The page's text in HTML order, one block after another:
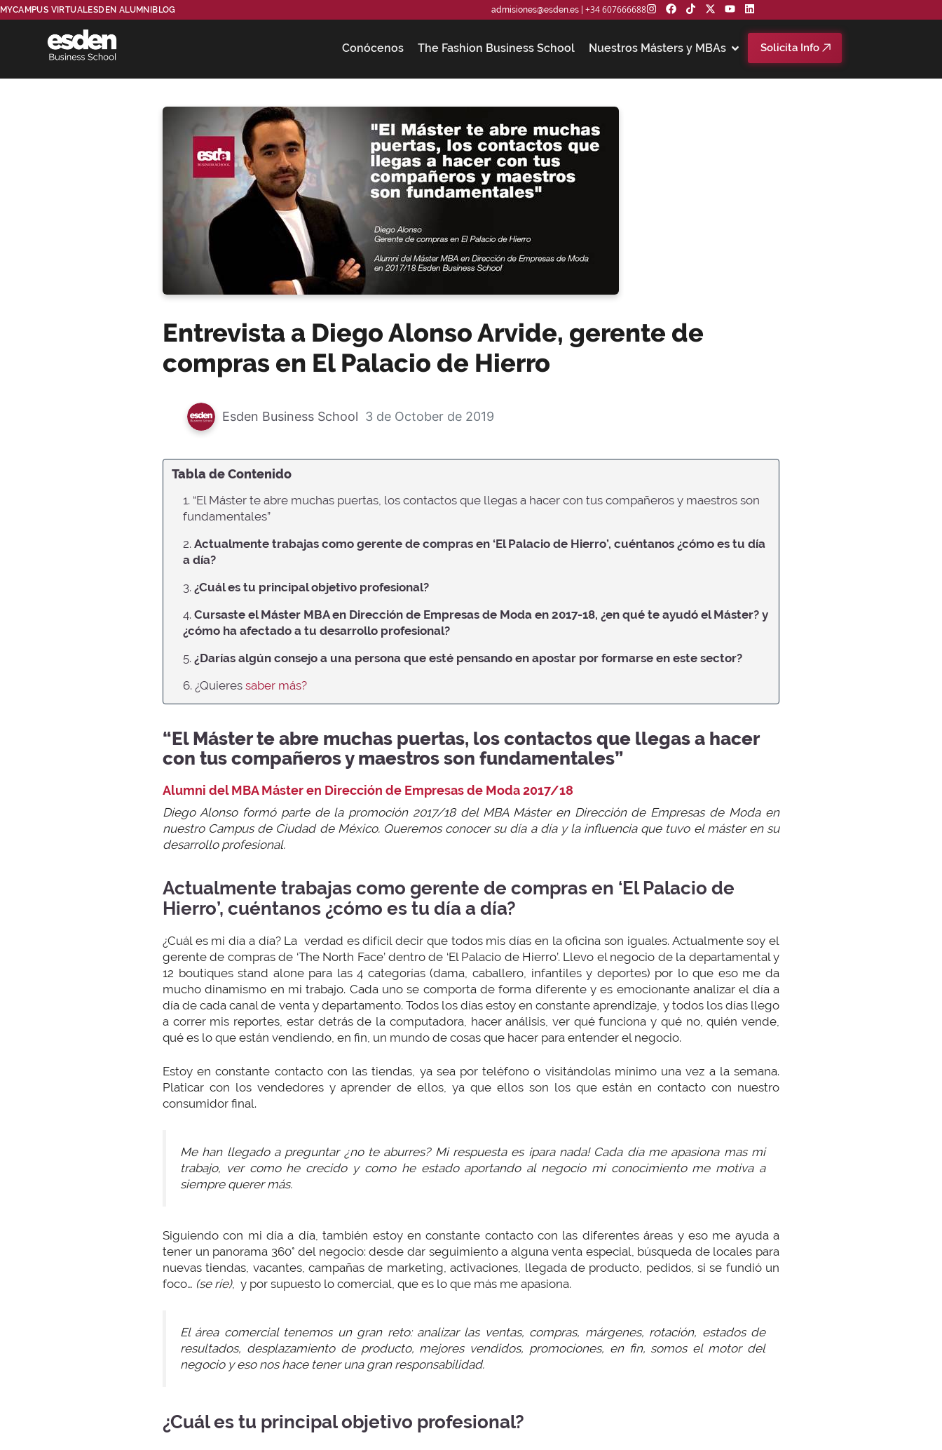
MYCAMPUS VIRTUALESDEN ALUMNI BLOG admisiones@esden.es| +34 607666688
Conócenos The Fashion Business School Nuestros Másters y MBAs Solicita Info
Entrevista a Diego Alonso Arvide, gerente de
compras en El Palacio de Hierro
Esden Business School 3 de October de 2019
Tabla de Contenido
1. “El Máster te abre muchas puertas, los contactos que llegas a hacer con tus compañeros y maestros son
fundamentales”
2. Actualmente trabajas como gerente de compras en ‘El Palacio de Hierro’, cuéntanos ¿cómo es tu día
a día?
3. ¿Cuál es tu principal objetivo profesional?
4. Cursaste el Máster MBA en Dirección de Empresas de Moda en 2017-18, ¿en qué te ayudó el Máster? y
¿cómo ha afectado a tu desarrollo profesional?
5. ¿Darías algún consejo a una persona que esté pensando en apostar por formarse en este sector?
6. ¿Quieres saber más?
“El Máster te abre muchas puertas, los contactos que llegas a hacer
con tus compañeros y maestros son fundamentales”
Alumni del MBA Máster en Dirección de Empresas de Moda 2017/18
Diego Alonso formó parte de la promoción 2017/18 del MBA Máster en Dirección de Empresas de Moda en
nuestro Campus de Ciudad de México. Queremos conocer su día a día y la influencia que tuvo el máster en su
desarrollo profesional.
Actualmente trabajas como gerente de compras en ‘El Palacio de
Hierro’, cuéntanos ¿cómo es tu día a día?
¿Cuál es mi día a día? La verdad es difícil decir que todos mis días en la oficina son iguales. Actualmente soy el
gerente de compras de ‘The North Face’ dentro de ‘El Palacio de Hierro’. Llevo el negocio de la departamental y
12 boutiques stand alone para las 4 categorías (dama, caballero, infantiles y deportes) por lo que eso me da
mucho dinamismo en mi trabajo. Cada uno se comporta de forma diferente y es emocionante analizar el día a
día de cada canal de venta y departamento. Todos los días estoy en constante aprendizaje, y todos los días llego
a correr mis reportes, estar detrás de la computadora, hacer análisis, ver qué funciona y qué no, quién vende,
qué es lo que están vendiendo, en fin, un mundo de cosas que hacer para entender el negocio.
Estoy en constante contacto con las tiendas, ya sea por teléfono o visitándolas mínimo una vez a la semana.
Platicar con los vendedores y aprender de ellos, ya que ellos son los que están en contacto con nuestro
consumidor final.
Me han llegado a preguntar ¿no te aburres? Mi respuesta es ¡para nada! Cada día me apasiona mas mi
trabajo, ver como he crecido y como he estado aportando al negocio mi conocimiento me motiva a
siempre querer más.
Siguiendo con mi día a día, también estoy en constante contacto con las diferentes áreas y eso me ayuda a
tener un panorama 360° del negocio: desde dar seguimiento a alguna venta especial, búsqueda de locales para
nuevas tiendas, vacantes, campañas de marketing, activaciones, llegada de producto, pedidos, si se fundió un
foco… (se ríe), y por supuesto lo comercial, que es lo que más me apasiona.
El área comercial tenemos un gran reto: analizar las ventas, compras, márgenes, rotación, estados de
resultados, desplazamiento de producto, mejores vendidos, promociones, en fin, somos el motor del
negocio y eso nos hace tener una gran responsabilidad.
¿Cuál es tu principal objetivo profesional?